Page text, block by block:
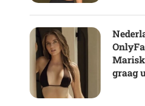
graag